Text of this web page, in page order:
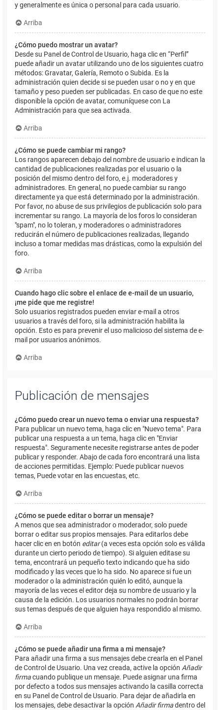
y generalmente es única o personal para cada usuario.
Arriba
¿Cómo puedo mostrar un avatar?
Desde su Panel de Control de Usuario, haga clic en “Perfil”
puede añadir un avatar utilizando uno de los siguientes cuatro
métodos: Gravatar, Galería, Remoto o Subida. Es la
administración quien decide si se pueden usar o no y en que
tamaño y peso pueden ser publicadas. En caso de que no este
disponible la opción de avatar, comuníquese con La
Administración para que sea activada.
Arriba
¿Cómo se puede cambiar mi rango?
Los rangos aparecen debajo del nombre de usuario e indican la
cantidad de publicaciones realizadas por el usuario o la
posición del mismo dentro del foro, e.j. moderadores y
administradores. En general, no puede cambiar su rango
directamente ya que está determinado por la administración.
Por favor, no abuse de sus privilegios de publicación solo para
incrementar su rango. La mayoría de los foros lo consideran
"spam", no lo toleran, y moderadores o administradores
reducirán el número de publicaciones realizadas, llegando
incluso a tomar medidas mas drásticas, como la expulsión del
foro.
Arriba
Cuando hago clic sobre el enlace de e-mail de un usuario,
¡me pide que me registre!
Solo usuarios registrados pueden enviar e-mail a otros
usuarios a través del foro, si la administración habilita la
opción. Esto es para prevenir el uso malicioso del sistema de e-
mail por usuarios anónimos.
Arriba
Publicación de mensajes
¿Cómo puedo crear un nuevo tema o enviar una respuesta?
Para publicar un nuevo tema, haga clic en "Nuevo tema". Para
publicar una respuesta a un tema, haga clic en "Enviar
respuesta". Seguramente necesite registrarse antes de poder
publicar y responder. Abajo de cada foro encontrará una lista
de acciones permitidas. Ejemplo: Puede publicar nuevos
temas, Puede votar en las encuestas, etc.
Arriba
¿Cómo se puede editar o borrar un mensaje?
A menos que sea administrador o moderador, solo puede
borrar o editar sus propios mensajes. Para editarlos debe
hacer clic en en botón editar(a veces esta opción solo es válida
durante un cierto periodo de tiempo). Si alguien editase su
tema, encontrará un pequeño texto indicando que ha sido
modificado y las veces que lo ha sido. No aparece si fue un
moderador o la administración quién lo editó, aunque la
mayoría de las veces el editor deja su nombre de usuario y la
causa de la edición. Los usuarios normales no podrán borrar
sus temas después de que alguien haya respondido al mismo.
Arriba
¿Cómo se puede añadir una firma a mi mensaje?
Para añadir una firma a sus mensajes debe crearla en el Panel
de Control de Usuario. Una vez creada, active la opción Añadir
firmacuando publique un mensaje. Puede asignar una firma
por defecto a todos sus mensajes activando la casilla correcta
en su Panel de Control de Usuario. Para dejar de añadirla en
los mensajes, debe desactivar la opción Añadir firmadentro del